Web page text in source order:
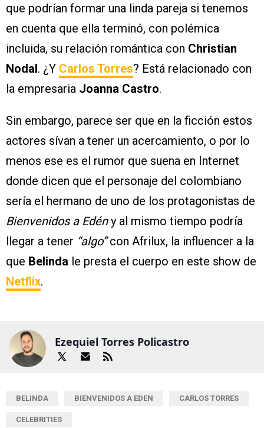
que podrían formar una linda pareja si tenemos
en cuenta que ella terminó, con polémica
incluida, su relación romántica con Christian
Nodal . ¿Y Carlos Torres? Está relacionado con
la empresaria Joanna Castro.
Sin embargo, parece ser que en la ficción estos
actores sívan a tener un acercamiento, o por lo
menos ese es el rumor que suena en Internet
donde dicen que el personaje del colombiano
sería el hermano de uno de los protagonistas de
Bienvenidos a Edény al mismo tiempo podría
llegar a tener “algo”con Afrilux, la influencer a la
que Belinda le presta el cuerpo en este show de
Netflix.
Ezequiel Torres Policastro
BELINDA BIENVENIDOS A EDEN CARLOS TORRES
CELEBRITIES